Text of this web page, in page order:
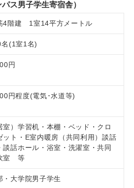
ス男子学生寄宿舎）
4階建 1室14平方メートル
名(1室1名)
円
円程度(電気･水道等)
室）学習机・本棚・ベッド・クロ
ット・E室内暖房（共同利用）談話
談話ホール・浴室・洗濯室・共同
室 等
・大学院男子学生